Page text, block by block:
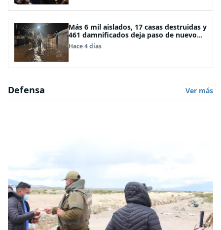
Más 6 mil aislados, 17 casas destruidas y
461 damnificados deja paso de nuevo
sistema frontal
Hace 4 días
Defensa Ver más